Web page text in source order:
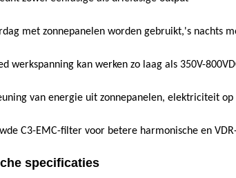
met zonnepanelen worden gebruikt,'s nachts
werkspanning kan werken zo laag als 350V-
van energie uit zonnepanelen, elektriciteit
C3-EMC-filter voor betere harmonische en
specificaties